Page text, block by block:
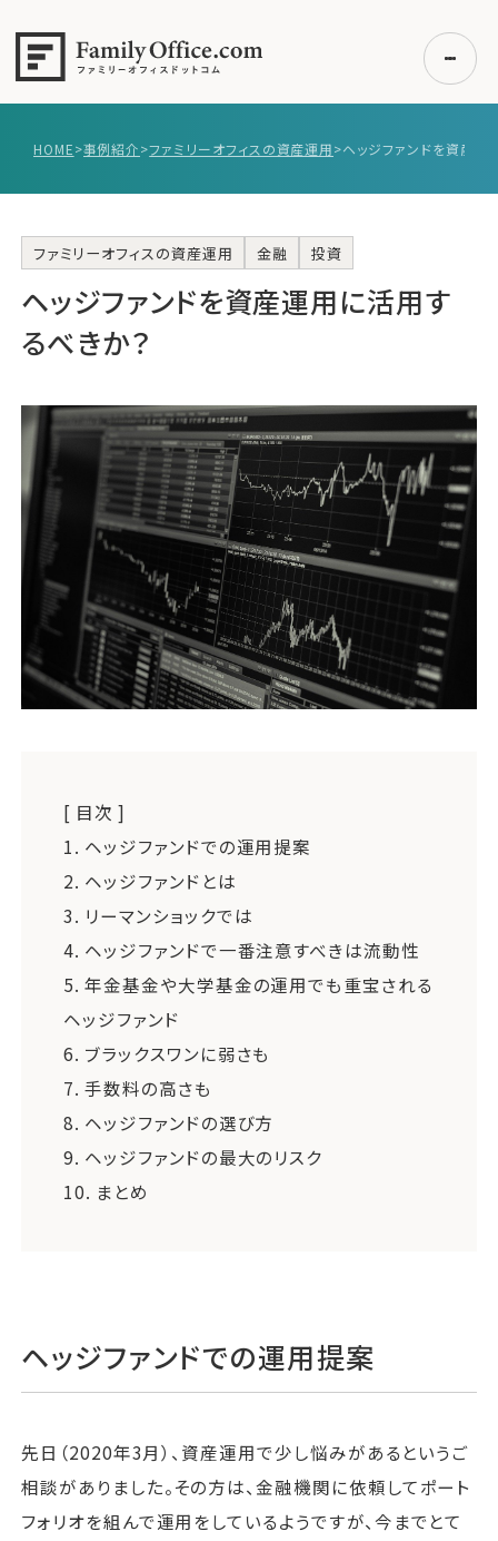
事例紹介
エキスパート一覧
無料講座
利用者の声
無料ご相談 ログイン
運営会社
ファミリーオフィスとは
関連書籍
メールマガジン登録
よくある質問
HOME>事例紹介>ファミリーオフィスの資産運用>ヘッジファンドを資産運
ファミリーオフィスの資産運用 金融 投資
ヘッジファンドを資産運用に活用す
るべきか？
[ 目次 ]
1. ヘッジファンドでの運用提案
2. ヘッジファンドとは
3. リーマンショックでは
4. ヘッジファンドで一番注意すべきは流動性
5. 年金基金や大学基金の運用でも重宝される
ヘッジファンド
6. ブラックスワンに弱さも
7. 手数料の高さも
8. ヘッジファンドの選び方
9. ヘッジファンドの最大のリスク
10. まとめ
ヘッジファンドでの運用提案
先日（2020年3月）、資産運用で少し悩みがあるというご
相談がありました。その方は、金融機関に依頼してポート
フォリオを組んで運用をしているようですが、今までとて